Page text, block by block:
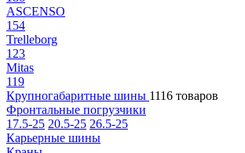
ASCENSO
154
Trelleborg
123
Mitas
119
Крупногабаритные шины 1116 товаров
Фронтальные погрузчики
17.5-25 20.5-25 26.5-25
Карьерные шины